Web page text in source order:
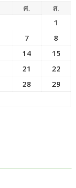
ศ.
ส.
1
7
8
14
15
21
22
28
29